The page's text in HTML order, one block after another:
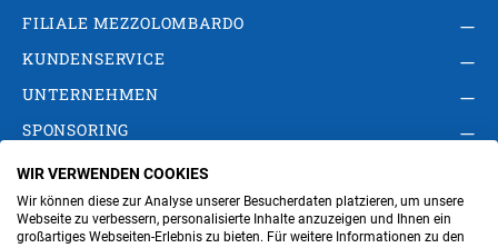
FILIALE MEZZOLOMBARDO
KUNDENSERVICE
UNTERNEHMEN
SPONSORING
AGB Privacy Policy
Impressum
Cookie-Einstellungen ändern
Verwaltung
WIR VERWENDEN COOKIES
Wir können diese zur Analyse unserer Besucherdaten platzieren, um unsere
Webseite zu verbessern, personalisierte Inhalte anzuzeigen und Ihnen ein
großartiges Webseiten-Erlebnis zu bieten. Für weitere Informationen zu den